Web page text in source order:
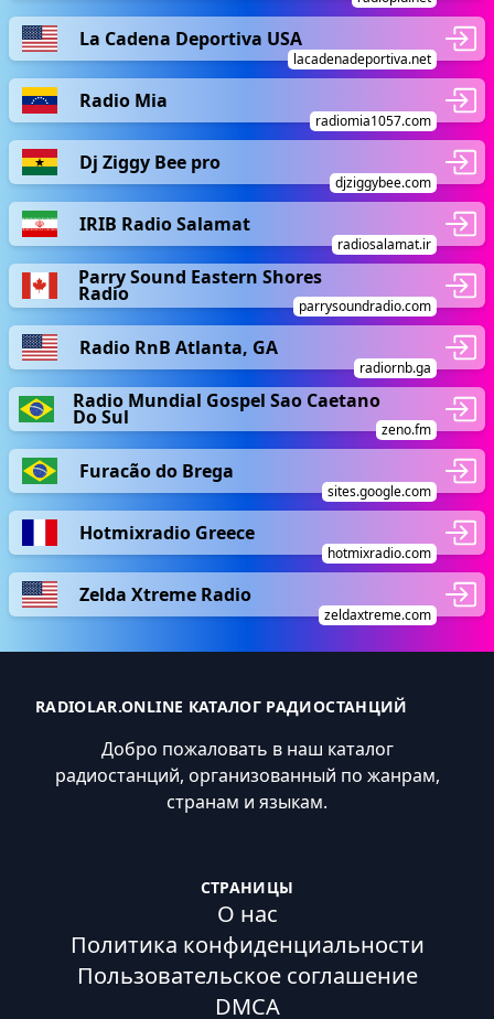
La Cadena Deportiva USA
lacadenadeportiva.net
Radio Mia
radiomia1057.com
Dj Ziggy Bee pro
djziggybee.com
IRIB Radio Salamat
radiosalamat.ir
Parry Sound Eastern Shores
Radio
parrysoundradio.com
Radio RnB Atlanta, GA
radiornb.ga
Radio Mundial Gospel Sao Caetano
Do Sul
zeno.fm
Furacão do Brega
sites.google.com
Hotmixradio Greece
hotmixradio.com
Zelda Xtreme Radio
zeldaxtreme.com
RADIOLAR.ONLINE КАТАЛОГ РАДИОСТАНЦИЙ
Добро пожаловать в наш каталог
радиостанций, организованный по жанрам,
странам и языкам.
СТРАНИЦЫ
О нас
Политика конфиденциальности
Пользовательское соглашение
DMCA